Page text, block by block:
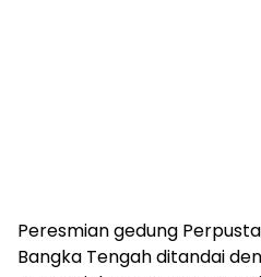
Peresmian gedung
Bangka Tengah ditandai